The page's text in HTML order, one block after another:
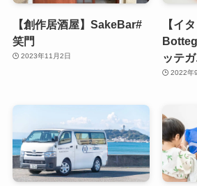
【創作居酒屋】SakeBar#
笑門
2023年11月2日
【イ
ッテガ
2022年